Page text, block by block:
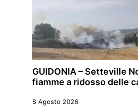
GUIDONIA – Setteville
fiamme a ridosso delle
8 Agosto 2026